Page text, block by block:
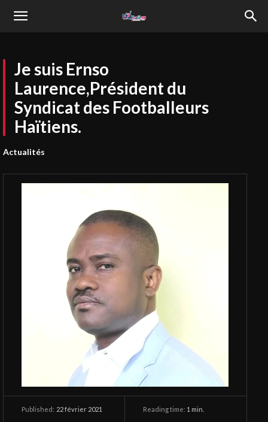
Je suis Ernso
Laurence,Président du
Syndicat des Footballeurs
Haïtiens.
Actualités
Published: 22 février 2021 Reading time: 1 min.